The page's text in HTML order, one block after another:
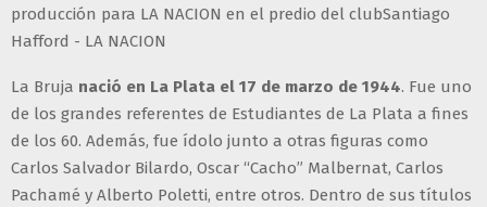
producción para LA NACION en el predio del clubSantiago
Hafford - LA NACION
La Bruja nació en La Plata el 17 de marzo de 1944. Fue uno
de los grandes referentes de Estudiantes de La Plata a fines
de los 60. Además, fue ídolo junto a otras figuras como
Carlos Salvador Bilardo, Oscar “Cacho” Malbernat, Carlos
Pachamé y Alberto Poletti, entre otros. Dentro de sus títulos